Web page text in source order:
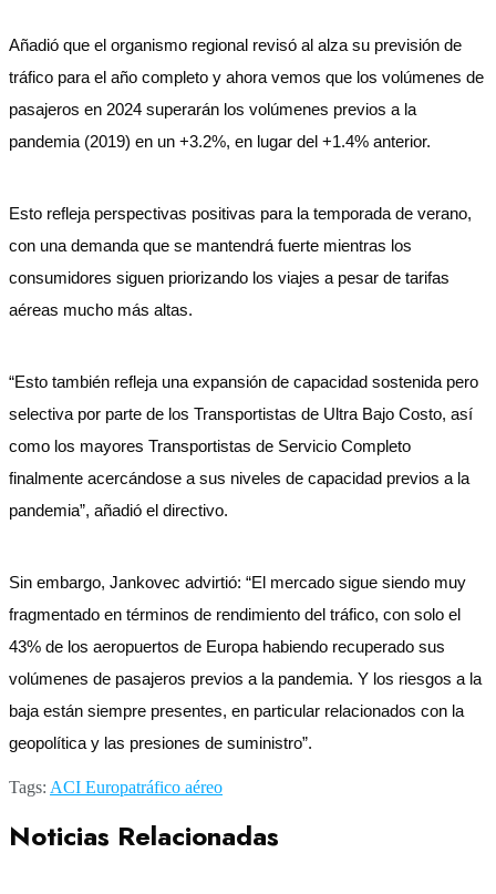
Añadió que el organismo regional revisó al alza su previsión de
tráfico para el año completo y ahora vemos que los volúmenes de
pasajeros en 2024 superarán los volúmenes previos a la
pandemia (2019) en un +3.2%, en lugar del +1.4% anterior.
Esto refleja perspectivas positivas para la temporada de verano,
con una demanda que se mantendrá fuerte mientras los
consumidores siguen priorizando los viajes a pesar de tarifas
aéreas mucho más altas.
“Esto también refleja una expansión de capacidad sostenida pero
selectiva por parte de los Transportistas de Ultra Bajo Costo, así
como los mayores Transportistas de Servicio Completo
finalmente acercándose a sus niveles de capacidad previos a la
pandemia”, añadió el directivo.
Sin embargo, Jankovec advirtió: “El mercado sigue siendo muy
fragmentado en términos de rendimiento del tráfico, con solo el
43% de los aeropuertos de Europa habiendo recuperado sus
volúmenes de pasajeros previos a la pandemia. Y los riesgos a la
baja están siempre presentes, en particular relacionados con la
geopolítica y las presiones de suministro”.
Tags: ACI Europatráfico aéreo
Noticias Relacionadas